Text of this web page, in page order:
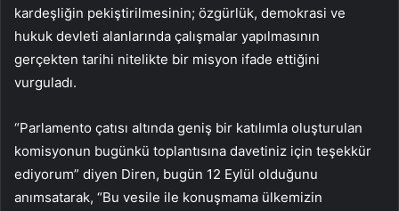
kardeşliğin pekiştirilmesinin; özgürlük, demokrasi ve
hukuk devleti alanlarında çalışmalar yapılmasının
gerçekten tarihi nitelikte bir misyon ifade ettiğini
vurguladı.
“Parlamento çatısı altında geniş bir katılımla oluşturulan
komisyonun bugünkü toplantısına davetiniz için teşekkür
ediyorum” diyen Diren, bugün 12 Eylül olduğunu
anımsatarak, “Bu vesile ile konuşmama ülkemizin